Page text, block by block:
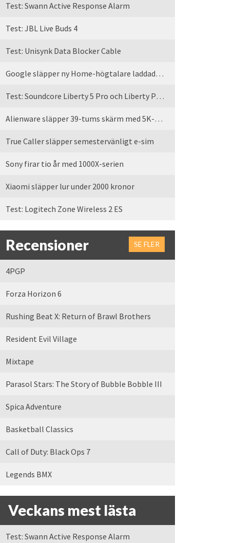
Test: Swann Active Response Alarm
Test: JBL Live Buds 4
Test: Unisynk Data Blocker Cable
Google släpper ny Home-högtalare laddad med Gemini
Test: Soundcore Liberty 5 Pro och Liberty Pro Max
Alienware släpper 39-tums skärm med 5K-upplösning
True Caller släpper semestervänligt e-sim
Sony firar tio år med 1000X-serien
Xiaomi släpper lur under 2000 kronor
Test: Logitech Zone Wireless 2 ES
Recensioner SE FLER
4PGP
Forza Horizon 6
Rushing Beat X: Return of Brawl Brothers
Resident Evil Village
Mixtape
Parasol Stars: The Story of Bubble Bobble III
Spica Adventure
Basketball Classics
Call of Duty: Black Ops 7
Legends BMX
Veckans mest lästa
Test: Swann Active Response Alarm